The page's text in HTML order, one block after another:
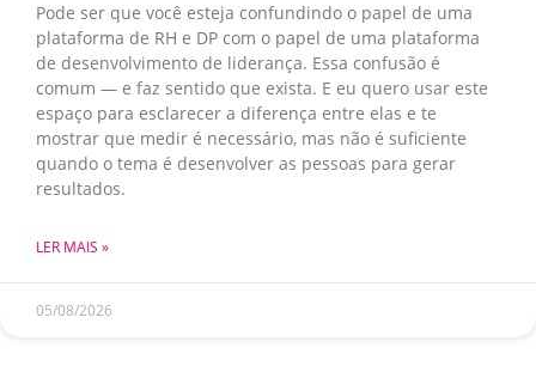
Pode ser que você esteja confundindo o papel de uma
plataforma de RH e DP com o papel de uma plataforma
de desenvolvimento de liderança. Essa confusão é
comum — e faz sentido que exista. E eu quero usar este
espaço para esclarecer a diferença entre elas e te
mostrar que medir é necessário, mas não é suficiente
quando o tema é desenvolver as pessoas para gerar
resultados.
LER MAIS »
05/08/2026